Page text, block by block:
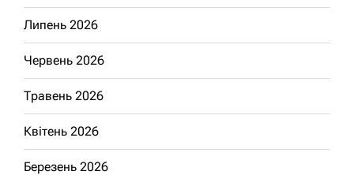
Липень 2026
Червень 2026
Травень 2026
Квітень 2026
Березень 2026